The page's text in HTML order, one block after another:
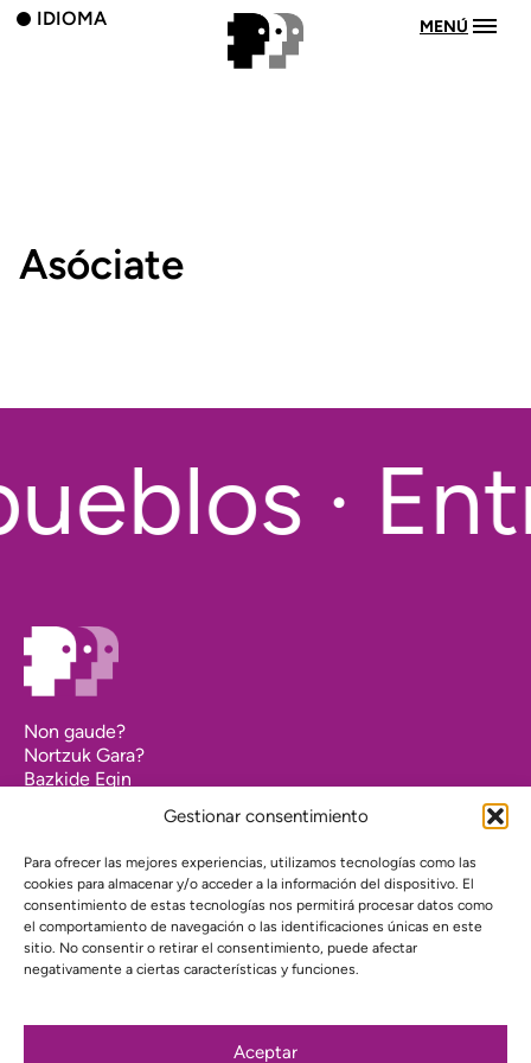
Gestionar consentimiento
Para ofrecer las mejores experiencias, utilizamos tecnologías como las
cookies para almacenar y/o acceder a la información del dispositivo. El
consentimiento de estas tecnologías nos permitirá procesar datos como
el comportamiento de navegación o las identificaciones únicas en este
sitio. No consentir o retirar el consentimiento, puede afectar
negativamente a ciertas características y funciones.
Aceptar
IDIOMA MENÚ
Asóciate
·
Non gaude?
Nortzuk Gara?
Bazkide Egin
Pribatutasun Politika
Web proiektua finantzatu du: